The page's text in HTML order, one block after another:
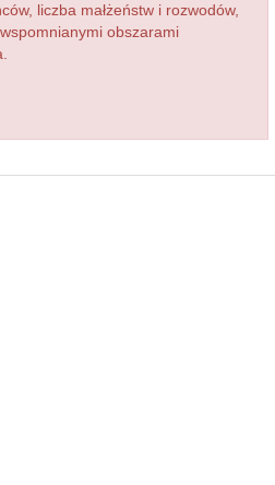
liczba małżeństw i rozwodów,
obszarami